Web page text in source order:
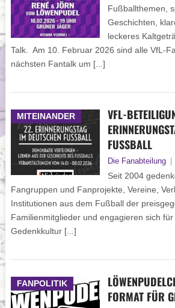
Fußballthemen,
Geschichten,
leckeres
Talk. Am 10. Februar 2026 sind alle VfL-
nächsten Fantalk um [...]
MITEINANDER
VFL-
FUSSBALL
Die Fanabteilung
Seit 2004
Fangruppen und Fanprojekte, Vereine,
Institutionen aus dem Fußball der
Familienmitglieder und engagieren sich
Gedenkkultur [...]
FANPOLITIK
FORMAT FÜR